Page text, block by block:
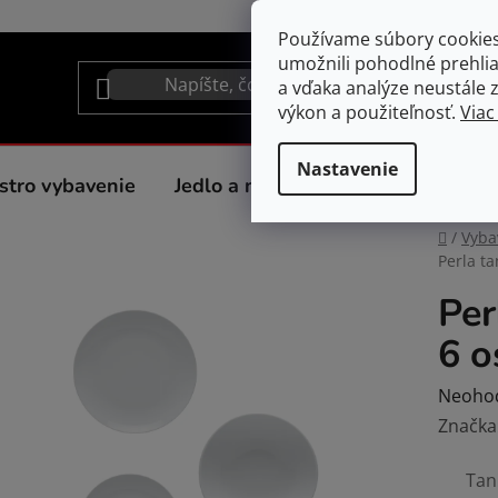
Používame súbory
umožnili pohodlné
a vďaka analýze neustále
výkon a použiteľnosť.
Nastavenie
vybavenie Jedlo a nápoje Spotrebiče do
Domov
/
Perla
6